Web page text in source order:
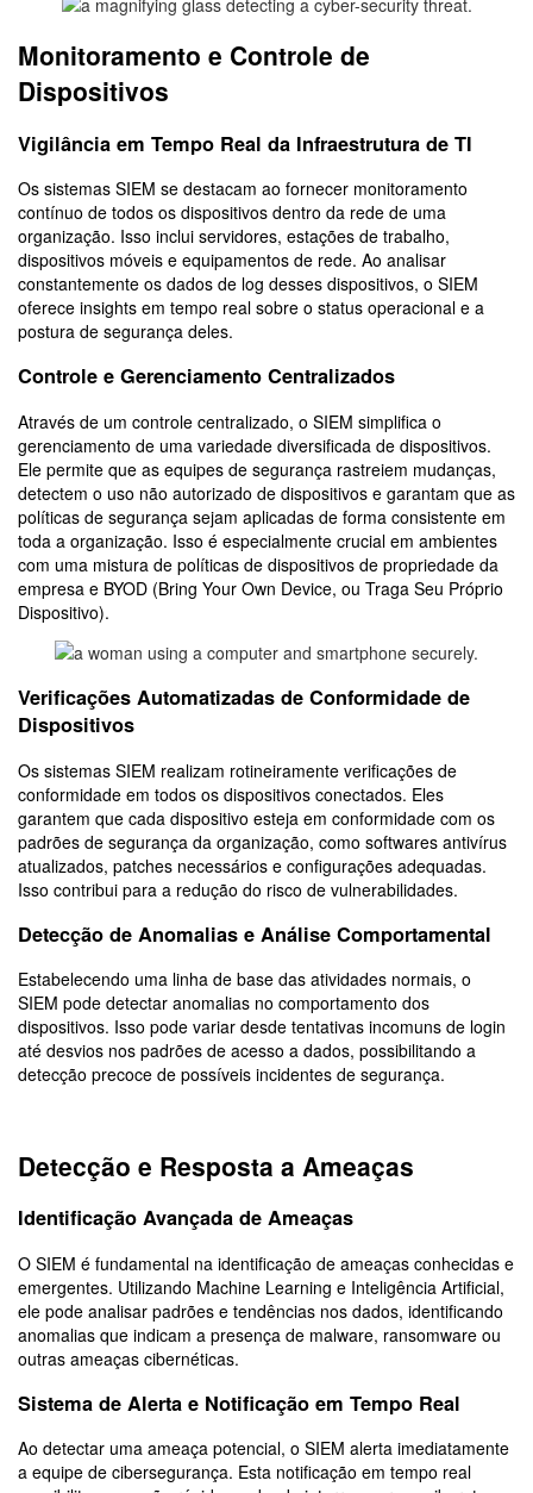
Monitoramento e Controle de
Dispositivos
Vigilância em Tempo Real da Infraestrutura de TI
Os sistemas SIEM se destacam ao fornecer monitoramento
contínuo de todos os dispositivos dentro da rede de uma
organização. Isso inclui servidores, estações de trabalho,
dispositivos móveis e equipamentos de rede. Ao analisar
constantemente os dados de log desses dispositivos, o SIEM
oferece insights em tempo real sobre o status operacional e a
postura de segurança deles.
Controle e Gerenciamento Centralizados
Através de um controle centralizado, o SIEM simplifica o
gerenciamento de uma variedade diversificada de dispositivos.
Ele permite que as equipes de segurança rastreiem mudanças,
detectem o uso não autorizado de dispositivos e garantam que as
políticas de segurança sejam aplicadas de forma consistente em
toda a organização. Isso é especialmente crucial em ambientes
com uma mistura de políticas de dispositivos de propriedade da
empresa e BYOD (Bring Your Own Device, ou Traga Seu Próprio
Dispositivo).
Verificações Automatizadas de Conformidade de
Dispositivos
Os sistemas SIEM realizam rotineiramente verificações de
conformidade em todos os dispositivos conectados. Eles
garantem que cada dispositivo esteja em conformidade com os
padrões de segurança da organização, como softwares antivírus
atualizados, patches necessários e configurações adequadas.
Isso contribui para a redução do risco de vulnerabilidades.
Detecção de Anomalias e Análise Comportamental
Estabelecendo uma linha de base das atividades normais, o
SIEM pode detectar anomalias no comportamento dos
dispositivos. Isso pode variar desde tentativas incomuns de login
até desvios nos padrões de acesso a dados, possibilitando a
detecção precoce de possíveis incidentes de segurança.
Detecção e Resposta a Ameaças
Identificação Avançada de Ameaças
O SIEM é fundamental na identificação de ameaças conhecidas e
emergentes. Utilizando Machine Learning e Inteligência Artificial,
ele pode analisar padrões e tendências nos dados, identificando
anomalias que indicam a presença de malware, ransomware ou
outras ameaças cibernéticas.
Sistema de Alerta e Notificação em Tempo Real
Ao detectar uma ameaça potencial, o SIEM alerta imediatamente
a equipe de cibersegurança. Esta notificação em tempo real